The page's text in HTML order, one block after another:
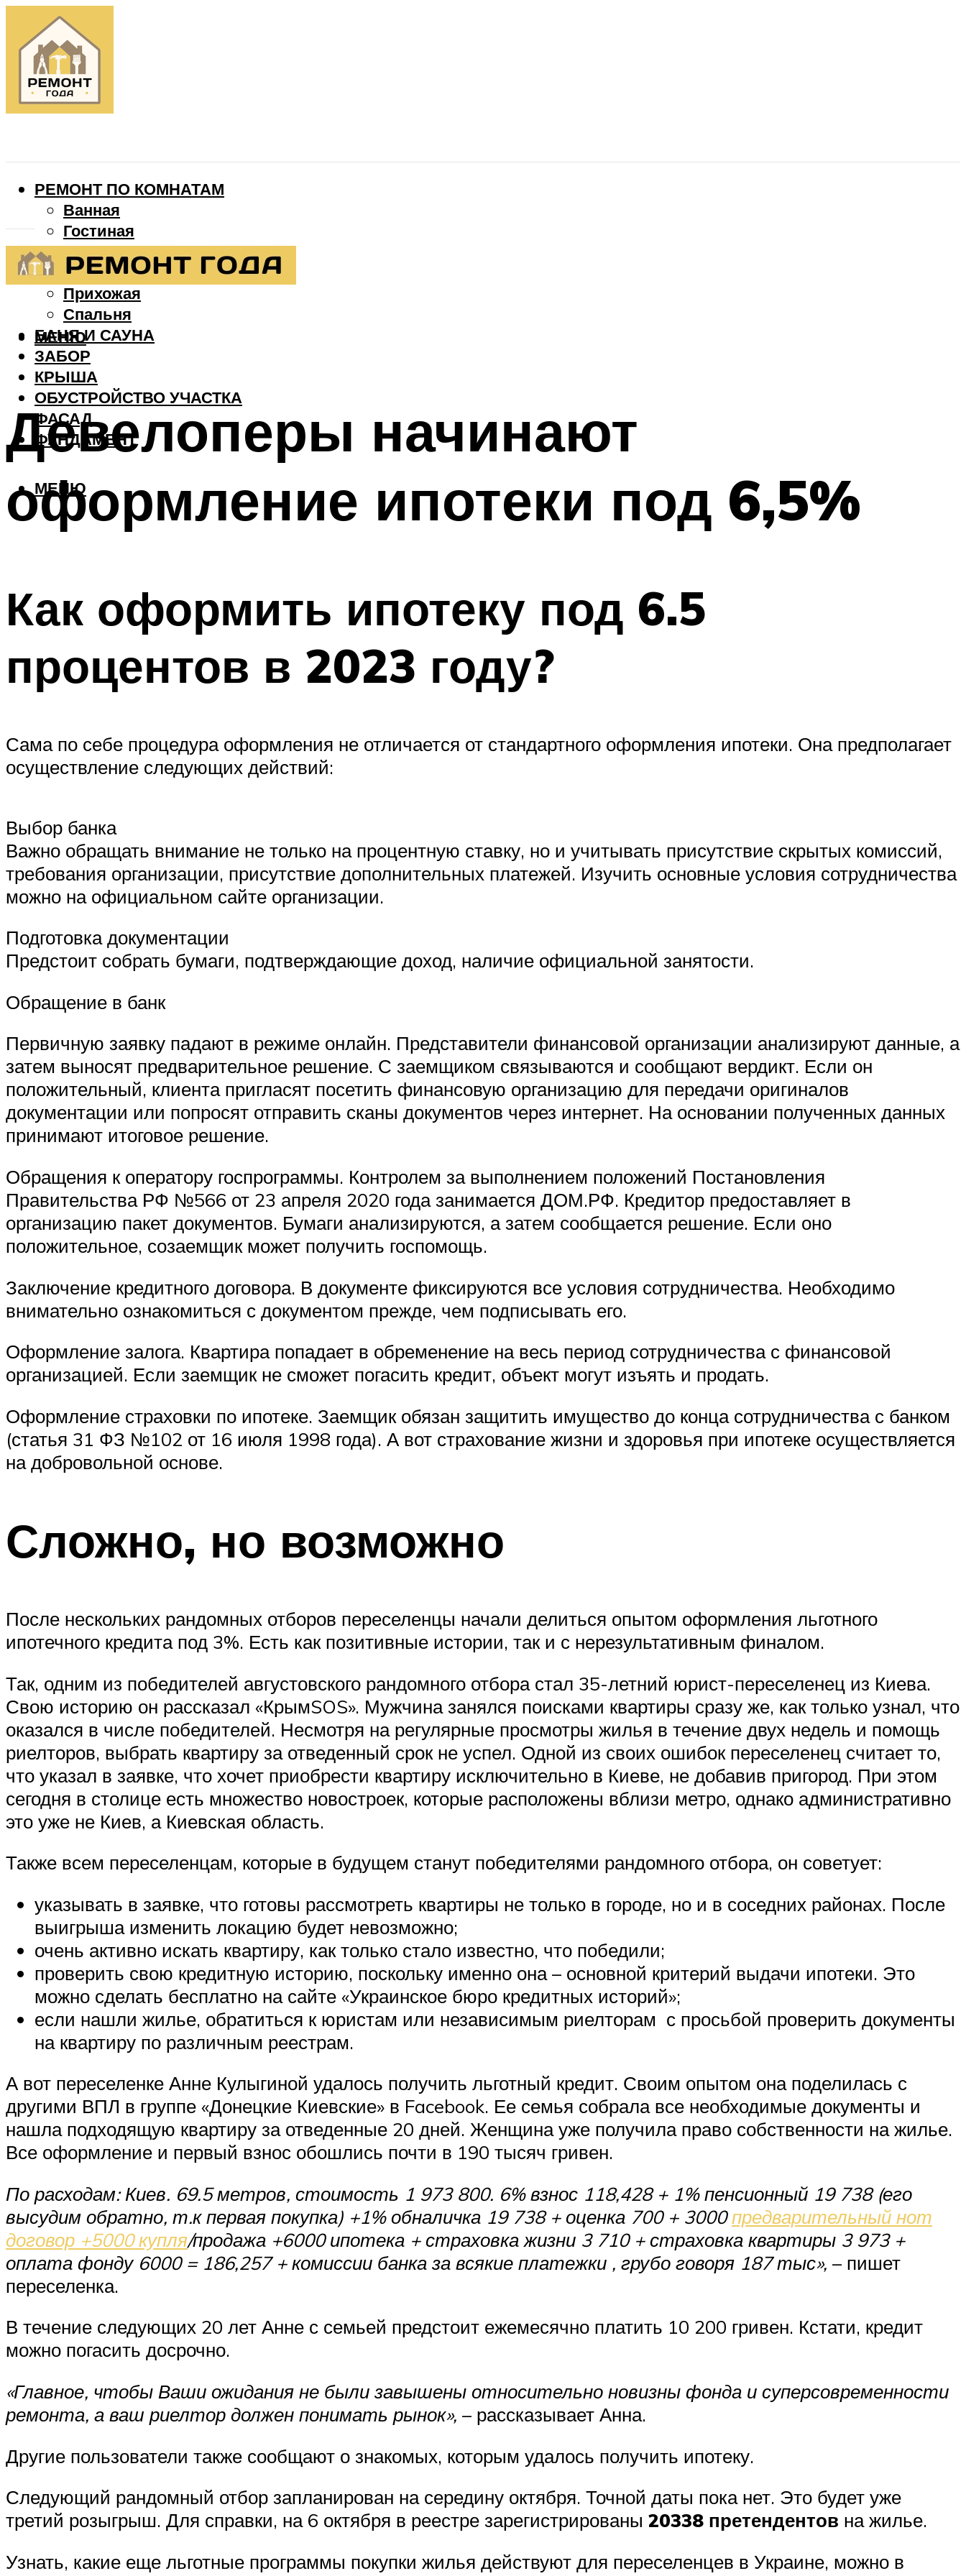
РЕМОНТ ПО КОМНАТАМ
Ванная
Гостиная
Детская
Кухня
Прихожая
Спальня
БАНЯ И САУНА
ЗАБОР
КРЫША
ОБУСТРОЙСТВО УЧАСТКА
ФАСАД
ФУНДАМЕНТ
МЕНЮ
МЕНЮ
Девелоперы начинают
оформление ипотеки под 6,5%
Как оформить ипотеку под 6.5
процентов в 2023 году?
Сама по себе процедура оформления не отличается от стандартного оформления ипотеки. Она предполагает
осуществление следующих действий:
Выбор банка
Важно обращать внимание не только на процентную ставку, но и учитывать присутствие скрытых комиссий,
требования организации, присутствие дополнительных платежей. Изучить основные условия сотрудничества
можно на официальном сайте организации.
Подготовка документации
Предстоит собрать бумаги, подтверждающие доход, наличие официальной занятости.
Обращение в банк
Первичную заявку падают в режиме онлайн. Представители финансовой организации анализируют данные, а
затем выносят предварительное решение. С заемщиком связываются и сообщают вердикт. Если он
положительный, клиента пригласят посетить финансовую организацию для передачи оригиналов
документации или попросят отправить сканы документов через интернет. На основании полученных данных
принимают итоговое решение.
Обращения к оператору госпрограммы. Контролем за выполнением положений Постановления
Правительства РФ №566 от 23 апреля 2020 года занимается ДОМ.РФ. Кредитор предоставляет в
организацию пакет документов. Бумаги анализируются, а затем сообщается решение. Если оно
положительное, созаемщик может получить госпомощь.
Заключение кредитного договора. В документе фиксируются все условия сотрудничества. Необходимо
внимательно ознакомиться с документом прежде, чем подписывать его.
Оформление залога. Квартира попадает в обременение на весь период сотрудничества с финансовой
организацией. Если заемщик не сможет погасить кредит, объект могут изъять и продать.
Оформление страховки по ипотеке. Заемщик обязан защитить имущество до конца сотрудничества с банком
(статья 31 ФЗ №102 от 16 июля 1998 года). А вот страхование жизни и здоровья при ипотеке осуществляется
на добровольной основе.
Сложно, но возможно
После нескольких рандомных отборов переселенцы начали делиться опытом оформления льготного
ипотечного кредита под 3%. Есть как позитивные истории, так и с нерезультативным финалом.
Так, одним из победителей августовского рандомного отбора стал 35-летний юрист-переселенец из Киева.
Свою историю он рассказал «КрымSOS». Мужчина занялся поисками квартиры сразу же, как только узнал, что
оказался в числе победителей. Несмотря на регулярные просмотры жилья в течение двух недель и помощь
риелторов, выбрать квартиру за отведенный срок не успел. Одной из своих ошибок переселенец считает то,
что указал в заявке, что хочет приобрести квартиру исключительно в Киеве, не добавив пригород. При этом
сегодня в столице есть множество новостроек, которые расположены вблизи метро, однако административно
это уже не Киев, а Киевская область.
Также всем переселенцам, которые в будущем станут победителями рандомного отбора, он советует:
указывать в заявке, что готовы рассмотреть квартиры не только в городе, но и в соседних районах. После
выигрыша изменить локацию будет невозможно;
очень активно искать квартиру, как только стало известно, что победили;
проверить свою кредитную историю, поскольку именно она – основной критерий выдачи ипотеки. Это
можно сделать бесплатно на сайте «Украинское бюро кредитных историй»;
если нашли жилье, обратиться к юристам или независимым риелторам с просьбой проверить документы
на квартиру по различным реестрам.
А вот переселенке Анне Кулыгиной удалось получить льготный кредит. Своим опытом она поделилась с
другими ВПЛ в группе «Донецкие Киевские» в Facebook. Ее семья собрала все необходимые документы и
нашла подходящую квартиру за отведенные 20 дней. Женщина уже получила право собственности на жилье.
Все оформление и первый взнос обошлись почти в 190 тысяч гривен.
По расходам: Киев. 69.5 метров, стоимость 1 973 800. 6% взнос 118,428 + 1% пенсионный 19 738 (его
высудим обратно, т.к первая покупка) +1% обналичка 19 738 + оценка 700 + 3000предварительный нот
договор +5000 купля/продажа +6000 ипотека + страховка жизни 3 710 + страховка квартиры 3 973 +
оплата фонду 6000 = 186,257 + комиссии банка за всякие платежки , грубо говоря 187 тыс», – пишет
переселенка.
В течение следующих 20 лет Анне с семьей предстоит ежемесячно платить 10 200 гривен. Кстати, кредит
можно погасить досрочно.
«Главное, чтобы Ваши ожидания не были завышены относительно новизны фонда и суперсовременности
ремонта, а ваш риелтор должен понимать рынок», – рассказывает Анна.
Другие пользователи также сообщают о знакомых, которым удалось получить ипотеку.
Следующий рандомный отбор запланирован на середину октября. Точной даты пока нет. Это будет уже
третий розыгрыш. Для справки, на 6 октября в реестре зарегистрированы 20338 претендентов на жилье.
Узнать, какие еще льготные программы покупки жилья действуют для переселенцев в Украине, можно в